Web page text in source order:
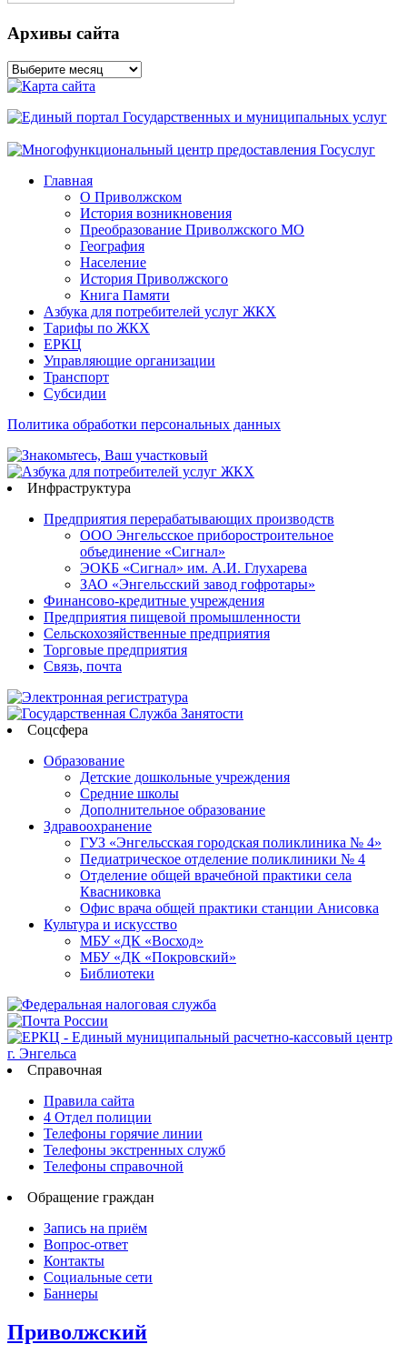
Архивы сайта
Архивы
сайта
Главная
О Приволжском
История возникновения
Преобразование Приволжского МО
География
Население
История Приволжского
Книга Памяти
Азбука для потребителей услуг ЖКХ
Тарифы по ЖКХ
ЕРКЦ
Управляющие организации
Транспорт
Субсидии
Политика обработки персональных данных
Инфраструктура
Предприятия перерабатывающих производств
ООО Энгельсское приборостроительное
объединение «Сигнал»
ЭОКБ «Сигнал» им. А.И. Глухарева
ЗАО «Энгельсский завод гофротары»
Финансово-кредитные учреждения
Предприятия пищевой промышленности
Сельскохозяйственные предприятия
Торговые предприятия
Связь, почта
Соцсфера
Образование
Детские дошкольные учреждения
Средние школы
Дополнительное образование
Здравоохранение
ГУЗ «Энгельсская городская поликлиника № 4»
Педиатрическое отделение поликлиники № 4
Отделение общей врачебной практики села
Квасниковка
Офис врача общей практики станции Анисовка
Культура и искусство
МБУ «ДК «Восход»
МБУ «ДК «Покровский»
Библиотеки
Справочная
Правила сайта
4 Отдел полиции
Телефоны горячие линии
Телефоны экстренных служб
Телефоны справочной
Обращение граждан
Запись на приём
Вопрос-ответ
Контакты
Социальные сети
Баннеры
Приволжский